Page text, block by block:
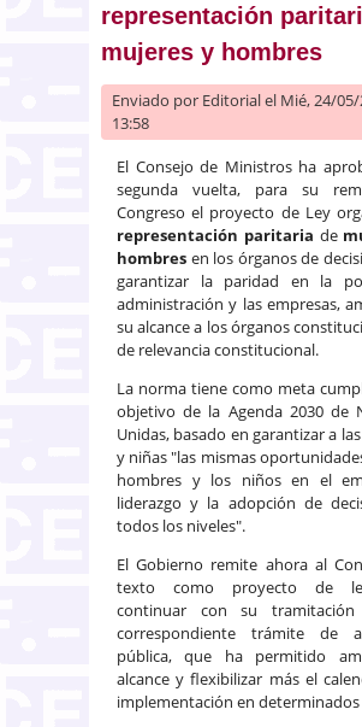
representación
mujeres y hombres
Enviado por Editorialel Mié, 24/05/
13:58
El Consejo de Ministros ha
segunda vuelta, para su
Congreso el proyecto de Ley
representación paritaria de
hombres en los órganos de
garantizar la paridad en la
administración y las empresas,
su alcance a los órganos
de relevancia constitucional.
La norma tiene como meta
objetivo de la Agenda 2030 de
Unidas, basado en garantizar a
y niñas "las mismas
hombres y los niños en el
liderazgo y la adopción de
todos los niveles".
El Gobierno remite ahora al
texto como proyecto de
continuar con su
correspondiente trámite de
pública, que ha permitido
alcance y flexibilizar más el
implementación en determinados